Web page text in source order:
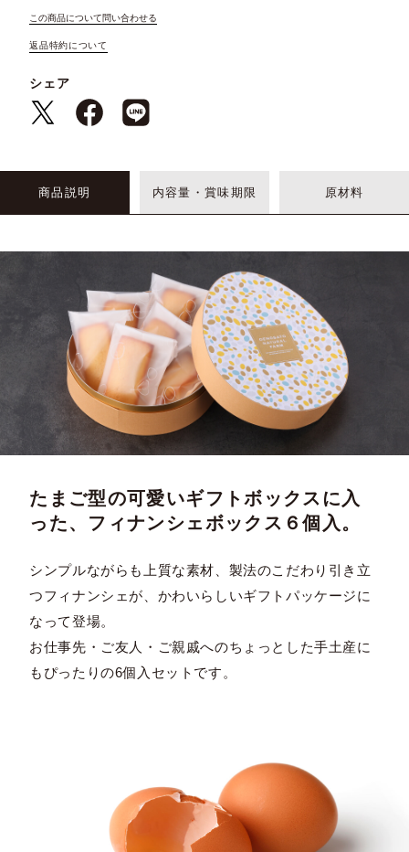
この商品について問い合わせる
返品特約について
シェア
商品説明 内容量・賞味期限 原材料
たまご型の可愛いギフトボックスに入
った、フィナンシェボックス６個入。
シンプルながらも上質な素材、製法のこだわり引き立
つフィナンシェが、かわいらしいギフトパッケージに
なって登場。
お仕事先・ご友人・ご親戚へのちょっとした手土産に
もぴったりの6個入セットです。